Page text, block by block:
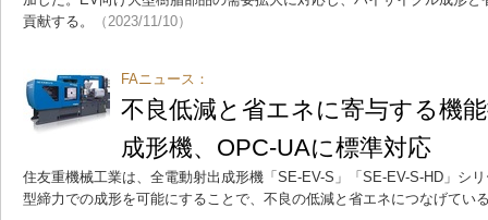
貢献する。
（2023/11/10）
FAニュース：
不良低減と省エネに寄与する機
成形機、OPC-UAに標準対応
住友重機械工業は、全電動射出成形機「SE-EV-S」「SE-EV-S-HD」シ
型締力での成形を可能にすることで、不良の低減と省エネにつなげてい